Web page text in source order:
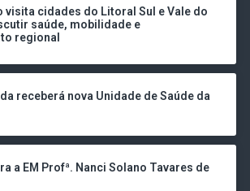
visita cidades do Litoral Sul e Vale do
saúde, mobilidade e
regional
receberá nova Unidade de Saúde da
a EM Profª. Nanci Solano Tavares de